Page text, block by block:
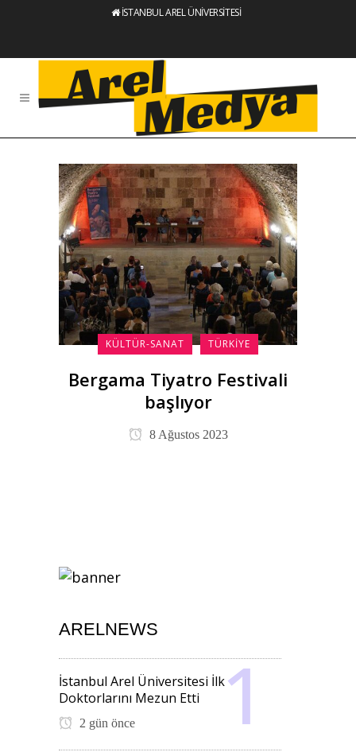
İSTANBUL AREL ÜNİVERSİTESİ
KÜLTÜR-SANAT TÜRKIYE
Bergama Tiyatro Festivali
başlıyor
8 Ağustos 2023
ARELNEWS
İstanbul Arel Üniversitesi İlk
Doktorlarını Mezun Etti
2 gün önce